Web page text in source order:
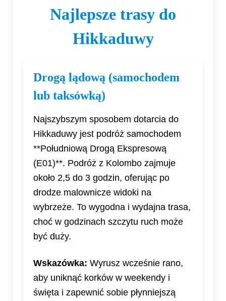
Najlepsze trasy do
Hikkaduwy
Drogą lądową (samochodem
lub taksówką)
Najszybszym sposobem dotarcia do
Hikkaduwy jest podróż samochodem
**Południową Drogą Ekspresową
(E01)**. Podróż z Kolombo zajmuje
około 2,5 do 3 godzin, oferując po
drodze malownicze widoki na
wybrzeże. To wygodna i wydajna trasa,
choć w godzinach szczytu ruch może
być duży.
Wskazówka: Wyrusz wcześnie rano,
aby uniknąć korków w weekendy i
święta i zapewnić sobie płynniejszą